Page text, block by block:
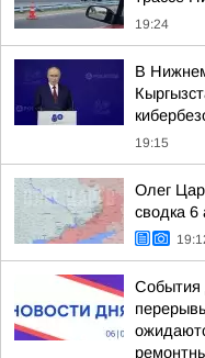
19:24
В
19:15
Олег
сводка 6
События